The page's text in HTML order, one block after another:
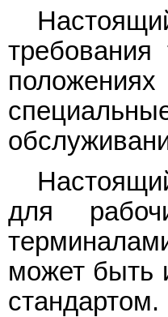
для
может быть
стандартом.